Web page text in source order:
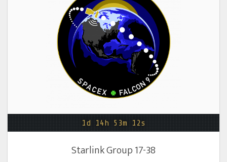
Facebook
Kalendarze
1d 14h 53m 12s
Starlink Group 17-38